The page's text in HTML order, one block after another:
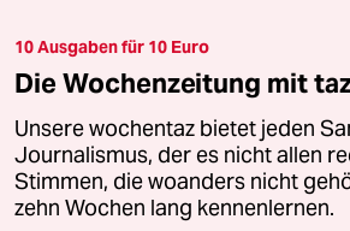
10 Ausgaben für 10 Euro
Die Wochenzeitung mit
Unsere wochentaz bietet jeden
Journalismus, der es nicht allen
Stimmen, die woanders nicht
zehn Wochen lang kennenlernen.